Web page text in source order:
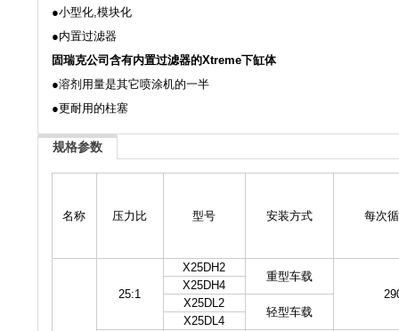
●小型化,模块化
●内置过滤器
固瑞克公司含有内置过滤器的Xtreme下缸体
●溶剂用量是其它喷涂机的一半
●更耐用的柱塞
规格参数
名称 压力比 型号 安装方式 每次
25:1
X25DH2
重型车载
X25DH4
X25DL2
轻型车载
X25DL4